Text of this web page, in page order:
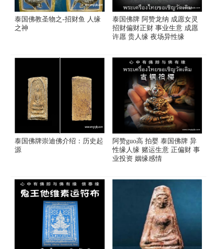
泰国佛教圣物之-招财鱼 人缘
之神
泰国佛牌 阿赞龙纳 成愿女灵
招财偏财正财 事业生意 成愿
许愿 贵人缘 夜场异性缘
泰国佛牌崇迪佛介绍：历史起
源
阿赞guo高 拍婴 泰国佛牌 异
性缘人缘 赌运生意 正偏财 事
业投资 姻缘感情